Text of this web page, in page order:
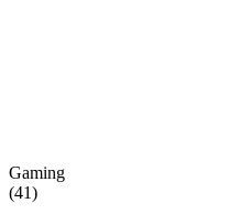
Gaming
(41)